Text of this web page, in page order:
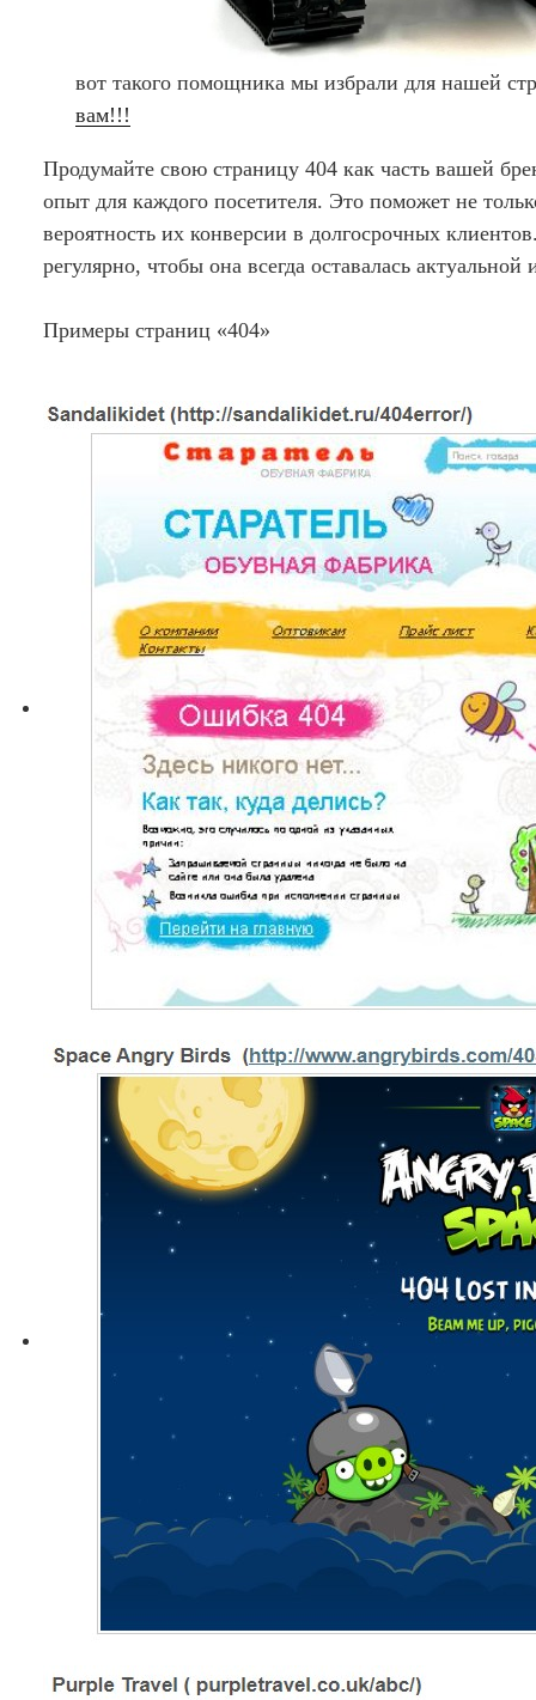
вот такого помощника мы избрали для нашей
вам!!!
Продумайте свою страницу 404 как часть вашей
опыт для каждого посетителя. Это поможет не
вероятность их конверсии в долгосрочных
регулярно, чтобы она всегда оставалась
Примеры страниц «404»